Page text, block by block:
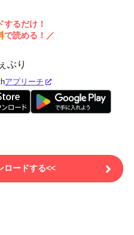
するだけ！
で読める！／
ぶり
アプリーチ
ロードする<<